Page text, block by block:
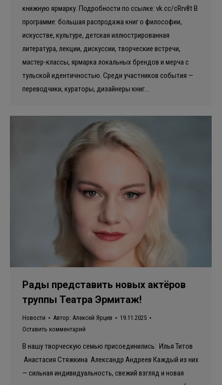
книжную ярмарку. Подробности по ссылке: vk.cc/cRrv8t В
программе: большая распродажа книг о философии,
искусстве, культуре, детская иллюстрированная
литература, лекции, дискуссии, творческие встречи,
мастер-классы, ярмарка локальных брендов и мерча с
тульской идентичностью. Среди участников события —
переводчики, кураторы, дизайнеры книг…
Рады представить новых актёров
труппы Театра Эрмитаж!
Новости Автор: Алексей Ярцев
19.11.2025
Оставить комментарий
В нашу творческую семью присоединились: Илья Титов
Анастасия Стяжкина Александр Андреев Каждый из них
— сильная индивидуальность, свежий взгляд и новая